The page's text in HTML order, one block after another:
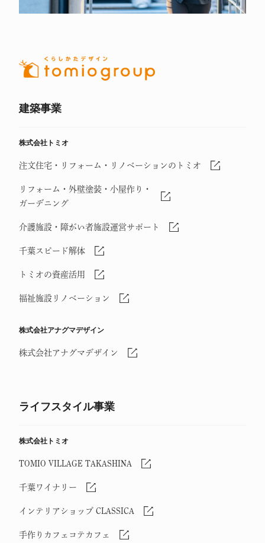
建築事業
株式会社トミオ
注文住宅・リフォーム・リノベーションのトミオ
リフォーム・外壁塗装・小屋作り・
ガーデニング
介護施設・障がい者施設運営サポート
千葉スピード解体
トミオの資産活用
福祉施設リノベーション
株式会社アナグマデザイン
株式会社アナグマデザイン
ライフスタイル事業
株式会社トミオ
TOMIO VILLAGE TAKASHINA
千葉ワイナリー
インテリアショップ CLASSICA
手作りカフェコテカフェ